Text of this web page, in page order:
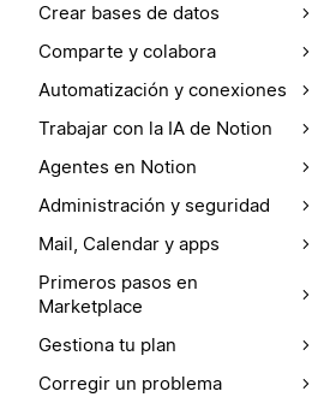
Crear bases de datos
Comparte y colabora
Automatización y conexiones
Trabajar con la IA de Notion
Agentes en Notion
Administración y seguridad
Mail, Calendar y apps
Primeros pasos en
Marketplace
Gestiona tu plan
Corregir un problema